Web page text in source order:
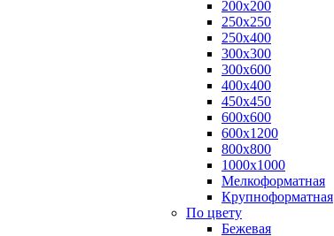
200х200
250х250
250х400
300х300
300х600
400х400
450х450
600х600
600х1200
800х800
1000х1000
Мелкоформатная
Крупноформатная
По цвету
Бежевая